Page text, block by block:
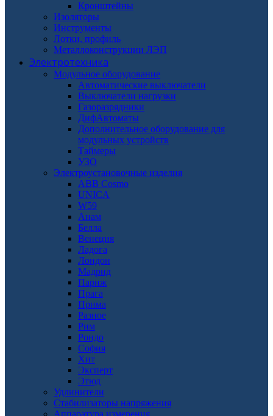
Кронштейны
Изоляторы
Инструменты
Лотки, профиль
Металлоконструкции ЛЭП
Электротехника
Модульное оборудование
Автоматические выключатели
Выключатели нагрузки
Газоразрядники
ДифАвтоматы
Дополнительное оборудование для
модульных устройств
Таймеры
УЗО
Электроустановочные изделия
ABB Cosmo
UNICA
W59
Анам
Белла
Венеция
Ладога
Лондон
Мадрид
Париж
Прага
Прима
Разное
Рим
Рондо
София
Хит
Эксперт
Этюд
Удлинители
Стабилизаторы напряжения
Аппаратура измерения